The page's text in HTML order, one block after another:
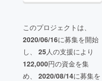
このプロジェクトは、
2020/06/16に募集を開始
し、 25人の支援により
122,000円の資金を集
め、 2020/08/14に募集を